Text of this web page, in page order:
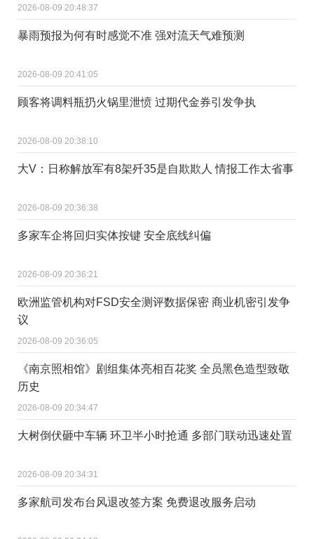
2026-08-09 20:48:37
暴雨预报为何有时感觉不准 强对流天气难预测
2026-08-09 20:41:05
顾客将调料瓶扔火锅里泄愤 过期代金券引发争执
2026-08-09 20:38:10
大V：日称解放军有8架歼35是自欺欺人 情报工作太省事
2026-08-09 20:36:38
多家车企将回归实体按键 安全底线纠偏
2026-08-09 20:36:21
欧洲监管机构对FSD安全测评数据保密 商业机密引发争
议
2026-08-09 20:36:05
《南京照相馆》剧组集体亮相百花奖 全员黑色造型致敬
历史
2026-08-09 20:34:47
大树倒伏砸中车辆 环卫半小时抢通 多部门联动迅速处置
2026-08-09 20:34:31
多家航司发布台风退改签方案 免费退改服务启动